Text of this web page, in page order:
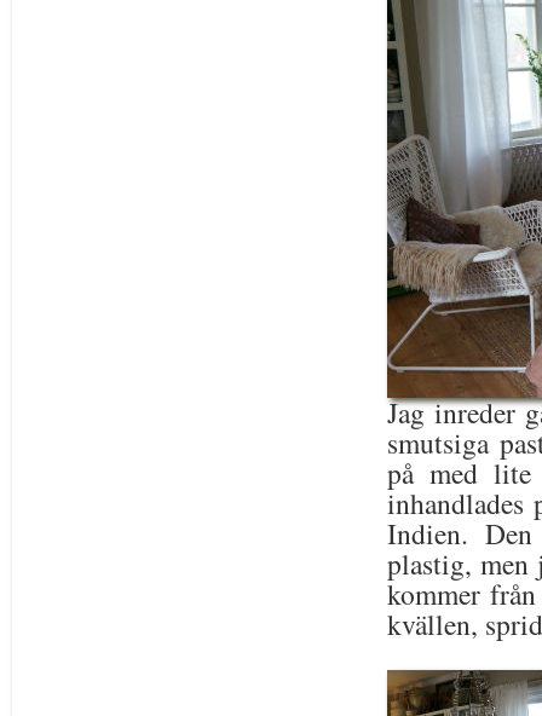
Jag inreder
smutsiga
på med
Indien.
plastig, men
kommer
kvällen,